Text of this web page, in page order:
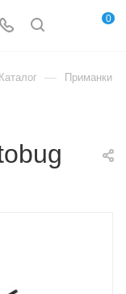
0
Каталог — Приманки